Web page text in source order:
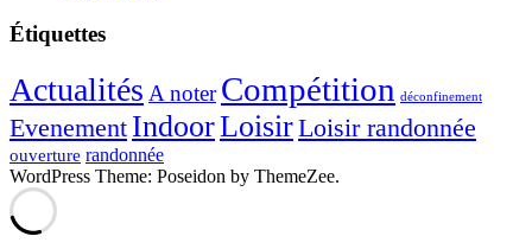
Étiquettes
Actualités A noter Compétition déconfinement
Evenement IndoorLoisirLoisir randonnée
ouverture randonnée
WordPress Theme: Poseidon by ThemeZee.